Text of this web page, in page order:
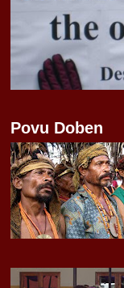
Povu Doben